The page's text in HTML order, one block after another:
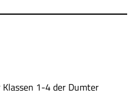
1-4 der Dumter